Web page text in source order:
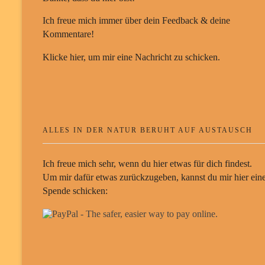
Ich freue mich immer über dein Feedback & deine
Kommentare!
Klicke hier, um mir eine Nachricht zu schicken.
ALLES IN DER NATUR BERUHT AUF AUSTAUSCH
Ich freue mich sehr, wenn du hier etwas für dich findest.
Um mir dafür etwas zurückzugeben, kannst du mir hier
Spende schicken: